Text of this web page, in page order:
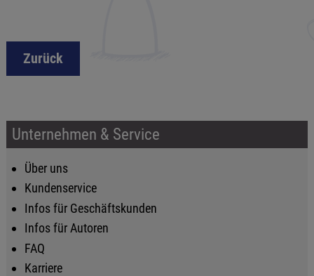
Zurück
Unternehmen & Service
Über uns
Kundenservice
Infos für Geschäftskunden
Infos für Autoren
FAQ
Karriere